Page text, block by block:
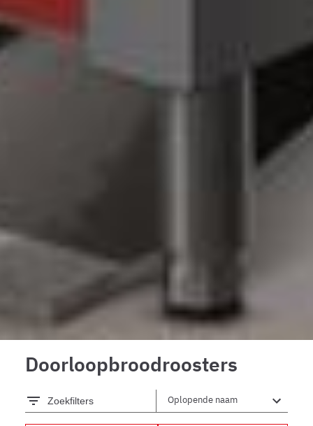
Doorloopbroodroosters
Zoekfilters